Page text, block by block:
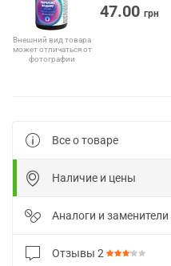
Внешний вид товара
может отличаться от
фотографии
47.00 грн
Все о товаре
Наличие и цены
Аналоги и заменители
Отзывы 2